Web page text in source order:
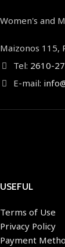
Women's and
Maizonos 115,
Tel: 2610-
E-mail:
USEFUL
Terms of Use
Privacy Policy
Payment